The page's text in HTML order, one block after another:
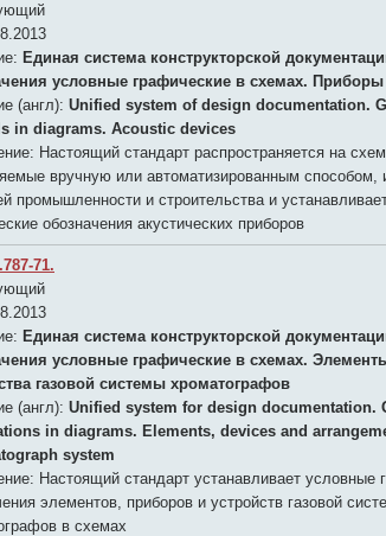
Единая система конструкторской
условные графические в схемах. Приборы
(англ): Unified system of design documentation.
in diagrams. Acoustic devices
Настоящий стандарт распространяется на
вручную или автоматизированным способом,
промышленности и строительства и
обозначения акустических приборов
71.
Единая система конструкторской
условные графические в схемах.
газовой системы хроматографов
(англ): Unified system for design documentation.
in diagrams. Elements, devices and
system
Настоящий стандарт устанавливает условные
элементов, приборов и устройств газовой
в схемах